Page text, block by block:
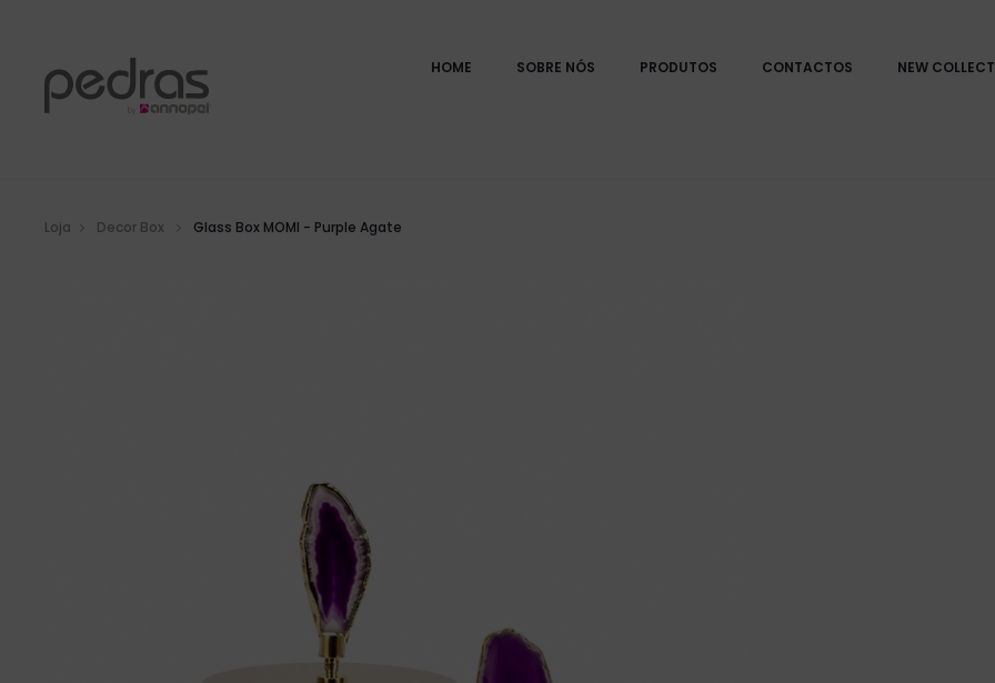
HOME SOBRE NÓS PRODUTOS CONTACTOS NEW
Loja Decor Box Glass Box MOMI - Purple Agate